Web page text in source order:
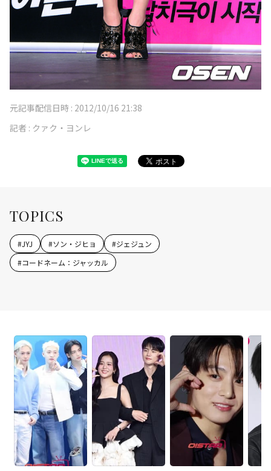
元記事配信日時 : 2012/10/16 21:38
記者 : クァク・ヨンレ
TOPICS
#JYJ #ソン・ジヒョ #ジェジュン
#コードネーム：ジャッカル